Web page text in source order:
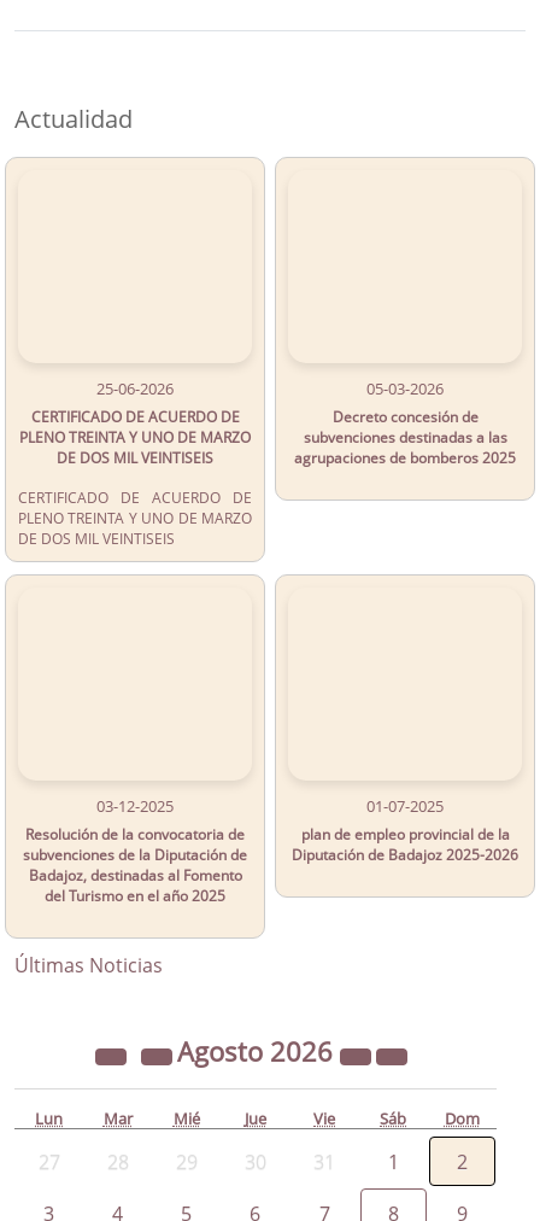
Actualidad
25-06-2026
CERTIFICADO DE ACUERDO DE
PLENO TREINTA Y UNO DE MARZO
DE DOS MIL VEINTISEIS
CERTIFICADO DE ACUERDO DE
PLENO TREINTA Y UNO DE MARZO
DE DOS MIL VEINTISEIS
05-03-2026
Decreto concesión de
subvenciones destinadas a las
agrupaciones de bomberos 2025
03-12-2025
Resolución de la convocatoria de
subvenciones de la Diputación de
Badajoz, destinadas al Fomento
del Turismo en el año 2025
01-07-2025
plan de empleo provincial de la
Diputación de Badajoz 2025-2026
Últimas Noticias
Agosto 2026
Lun Mar Mié Jue Vie Sáb Dom
27 28 29 30 31 1
2
3
4 5 6 7 8 9